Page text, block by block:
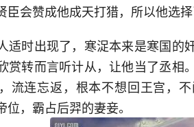
臣会赞成他成天打猎，所以他选
适时出现了，寒浞本来是寒国的
赏转而言听计从，让他当了丞相
流连忘返，根本不想回王宫，
，霸占后羿的妻妾。